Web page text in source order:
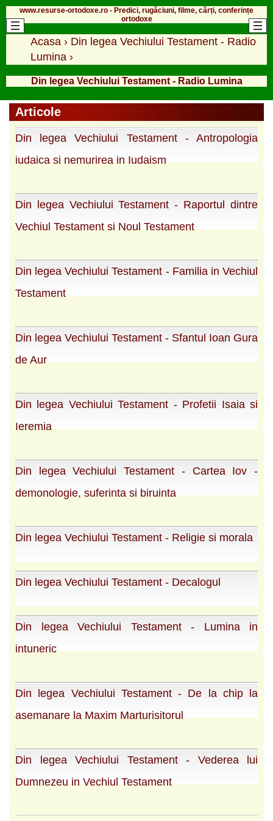
www.resurse-ortodoxe.ro - Predici, rugăciuni, filme, cărți, conferințe
ortodoxe
Acasa › Din legea Vechiului Testament - Radio
Lumina ›
Din legea Vechiului Testament - Radio Lumina
Articole
Din legea Vechiului Testament - Antropologia
iudaica si nemurirea in Iudaism
Din legea Vechiului Testament - Raportul dintre
Vechiul Testament si Noul Testament
Din legea Vechiului Testament - Familia in Vechiul
Testament
Din legea Vechiului Testament - Sfantul Ioan Gura
de Aur
Din legea Vechiului Testament - Profetii Isaia si
Ieremia
Din legea Vechiului Testament - Cartea Iov -
demonologie, suferinta si biruinta
Din legea Vechiului Testament - Religie si morala
Din legea Vechiului Testament - Decalogul
Din legea Vechiului Testament - Lumina in
intuneric
Din legea Vechiului Testament - De la chip la
asemanare la Maxim Marturisitorul
Din legea Vechiului Testament - Vederea lui
Dumnezeu in Vechiul Testament